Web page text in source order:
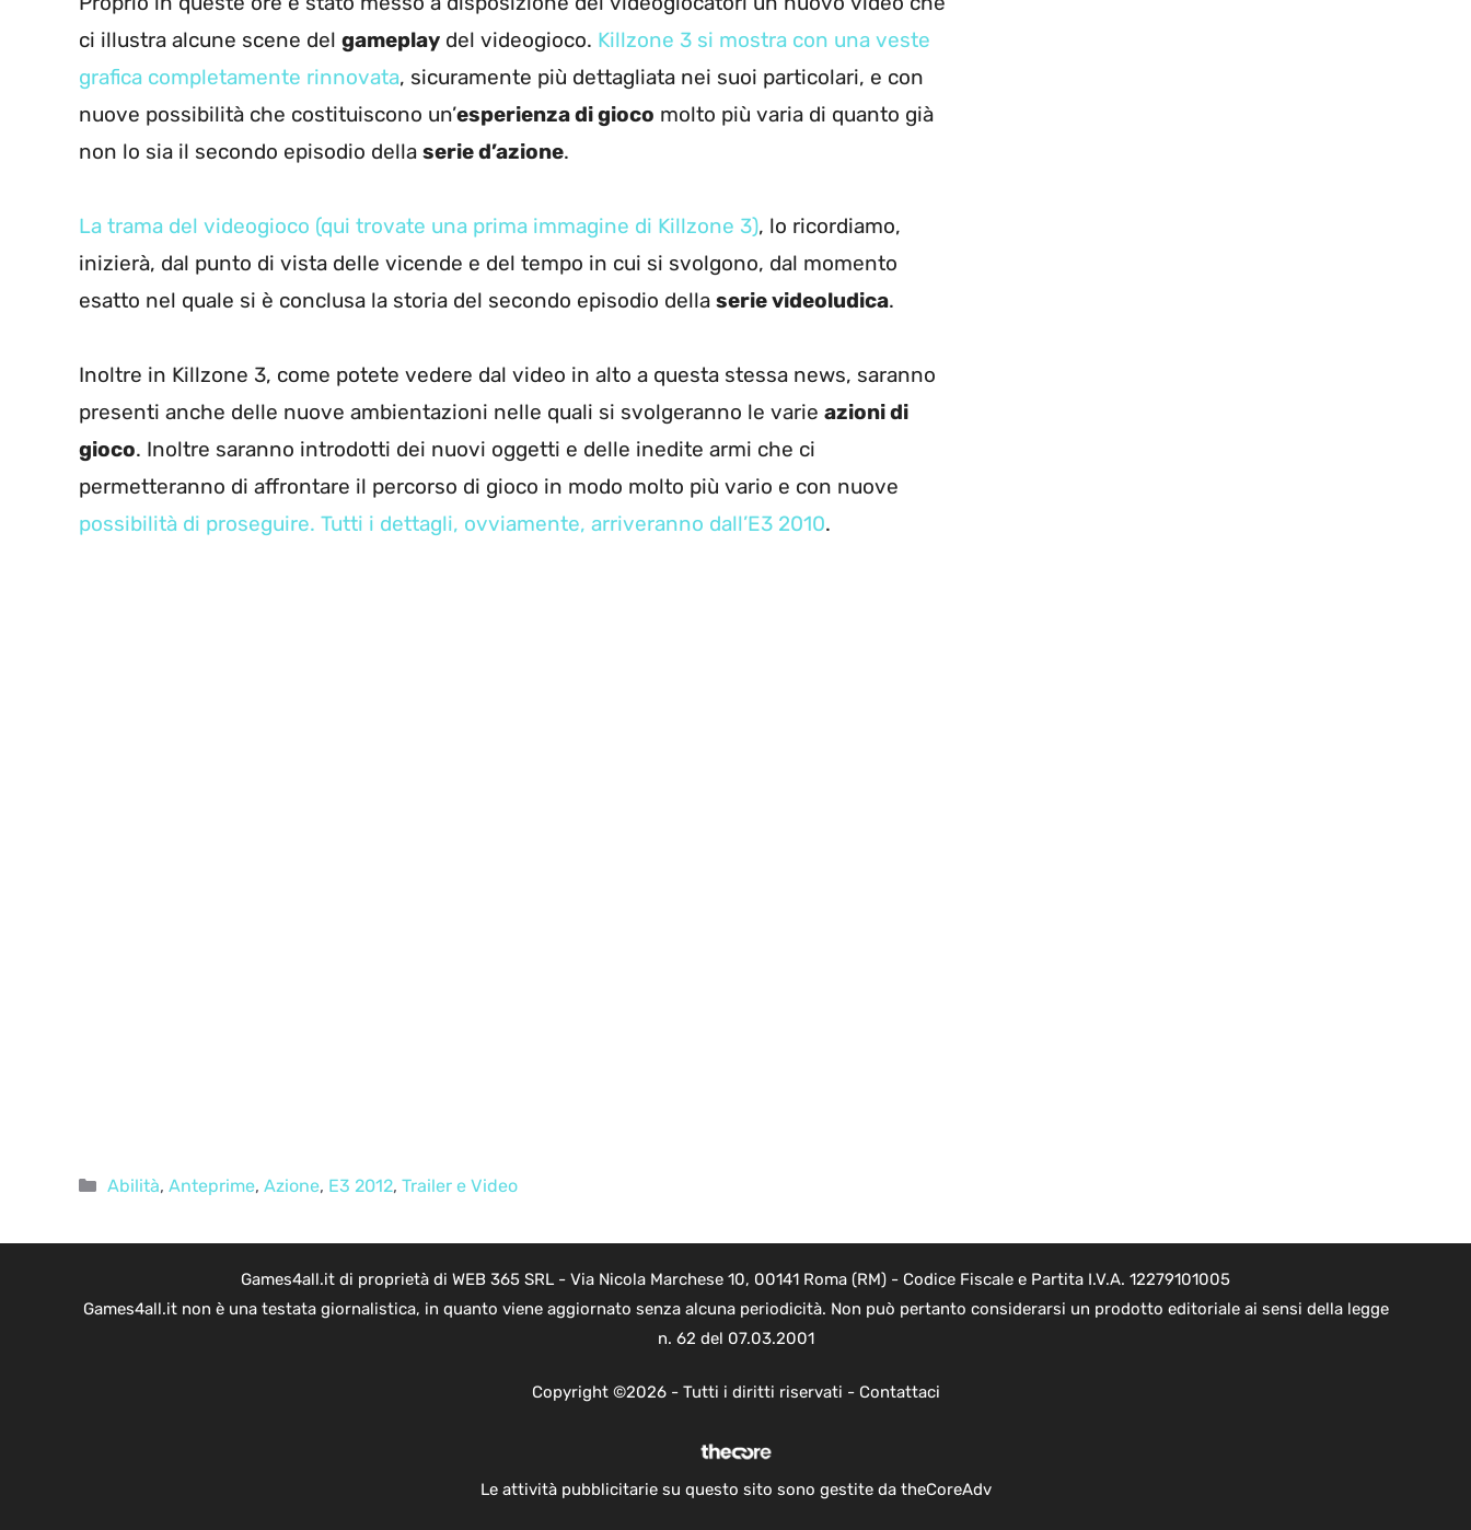
ci illustra alcune scene del gameplay del videogioco. Killzone 3 si mostra con una veste
grafica completamente rinnovata, sicuramente più dettagliata nei suoi particolari, e con
nuove possibilità che costituiscono un’esperienza di gioco molto più varia di quanto già
non lo sia il secondo episodio della serie d’azione.
La trama del videogioco (qui trovate una prima immagine di Killzone 3), lo ricordiamo,
inizierà, dal punto di vista delle vicende e del tempo in cui si svolgono, dal momento
esatto nel quale si è conclusa la storia del secondo episodio della serie videoludica.
Inoltre in Killzone 3, come potete vedere dal video in alto a questa stessa news, saranno
presenti anche delle nuove ambientazioni nelle quali si svolgeranno le varie azioni di
gioco. Inoltre saranno introdotti dei nuovi oggetti e delle inedite armi che ci
permetteranno di affrontare il percorso di gioco in modo molto più vario e con nuove
possibilità di proseguire. Tutti i dettagli, ovviamente, arriveranno dall’E3 2010.
Categorie
Abilità, Anteprime, Azione, E3 2012, Trailer e Video
Games4all.it di proprietà di WEB 365 SRL - Via Nicola Marchese 10, 00141 Roma (RM) - Codice Fiscale e Partita I.V.A. 12279101005
Games4all.it non è una testata giornalistica, in quanto viene aggiornato senza alcuna periodicità. Non può pertanto considerarsi un prodotto editoriale ai sensi della legge
n. 62 del 07.03.2001
Copyright ©2026 - Tutti i diritti riservati - Contattaci
Le attività pubblicitarie su questo sito sono gestite da theCoreAdv